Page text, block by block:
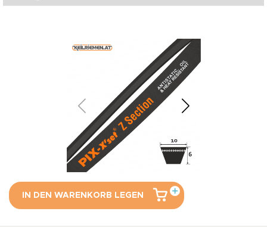
IN DEN WARENKORB LEGEN